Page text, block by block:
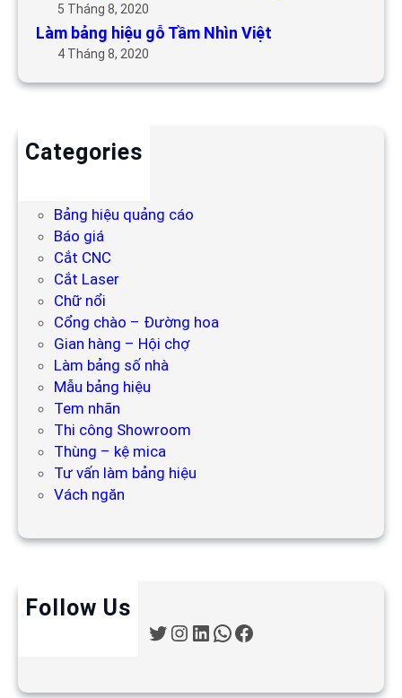
5 Tháng 8, 2020
Làm bảng hiệu gỗ Tầm Nhìn Việt
4 Tháng 8, 2020
Categories
Bảng hiệu quảng cáo
Báo giá
Cắt CNC
Cắt Laser
Chữ nổi
Cổng chào – Đường hoa
Gian hàng – Hội chợ
Làm bảng số nhà
Mẫu bảng hiệu
Tem nhãn
Thi công Showroom
Thùng – kệ mica
Tư vấn làm bảng hiệu
Vách ngăn
Follow Us
T I L W F